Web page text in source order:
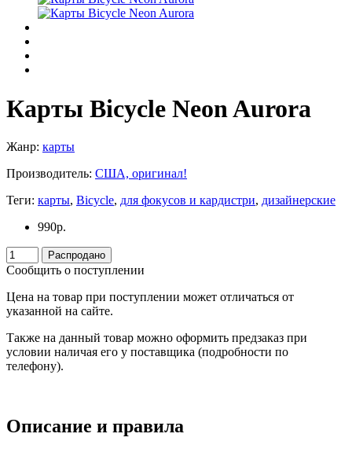
Карты Bicycle Neon Aurora
Жанр: карты
Производитель: США, оригинал!
Теги: карты, Bicycle, для фокусов и кардистри, дизайнерские
990р.
Распродано
Сообщить о поступлении
Цена на товар при поступлении может отличаться от
указанной на сайте.
Также на данный товар можно оформить предзаказ при
условии наличая его у поставщика (подробности по
телефону).
Описание и правила